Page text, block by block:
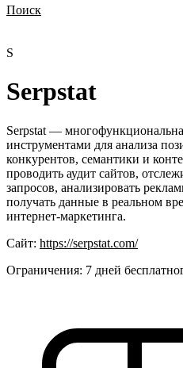
Поиск
S
Serpstat
Serpstat —
инструментами для анализа
конкурентов, семантики и
проводить аудит сайтов,
запросов, анализировать
получать данные в реальном
интернет-маркетинга.
Сайт: https://serpstat.com/
Ограничения: 7 дней